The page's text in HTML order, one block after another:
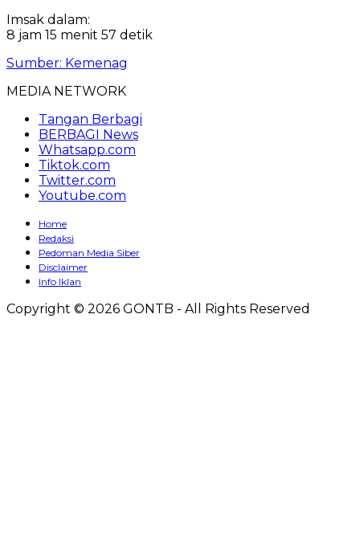
Imsak dalam:
8 jam 15 menit 56 detik
Sumber: Kemenag
MEDIA NETWORK
Tangan Berbagi
BERBAGI News
Whatsapp.com
Tiktok.com
Twitter.com
Youtube.com
Home
Redaksi
Pedoman Media Siber
Disclaimer
Info Iklan
Copyright © 2026 GONTB - All Rights Reserved